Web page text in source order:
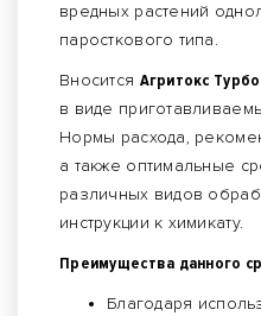
вредных растений
паросткового типа.
Вносится Агритокс Турбо
в виде
Нормы расхода,
а также оптимальные
различных видов
инструкции к химикату.
Преимущества данного
Благодаря